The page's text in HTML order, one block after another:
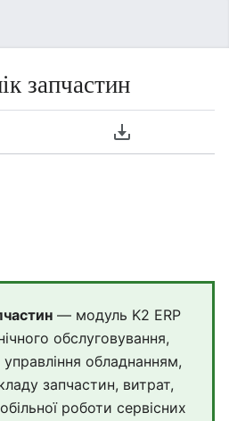
запчастин
Завантажити
— модуль K2 ERP
обслуговування,
обладнанням,
запчастин, витрат,
роботи сервісних